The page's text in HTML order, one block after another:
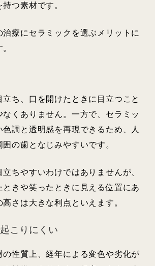
つ素材です。
治療にセラミックを選ぶメリットに
ち、口を開けたときに目立つこと
なくありません。一方で、セラミッ
色調と透明感を再現できるため、人
の歯となじみやすいです。
ちやすいわけではありませんが、
ときや笑ったときに見える位置にあ
さは大きな利点といえます。
こりにくい
の性質上、経年による変色や劣化が